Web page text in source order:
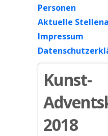
Personen
Aktuelle
Impressum
Kunst-
2018